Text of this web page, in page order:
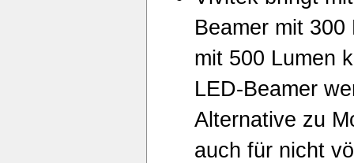
Beamer mit
mit 500 Lumen
LED-Beamer
Alternative zu
auch für nicht